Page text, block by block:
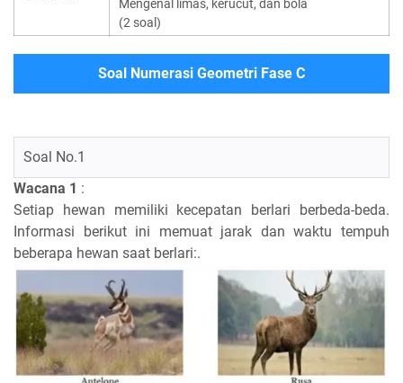
Mengenal limas, kerucut, dan bola
(2 soal)
Soal Numerasi Geometri Fase C
Soal No.1
Wacana 1 :
Setiap hewan memiliki kecepatan berlari berbeda-beda.
Informasi berikut ini memuat jarak dan waktu tempuh
beberapa hewan saat berlari:.